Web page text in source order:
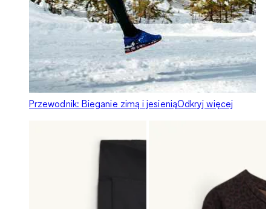
Przewodnik: Bieganie zimą i jesieniąOdkryj więcej